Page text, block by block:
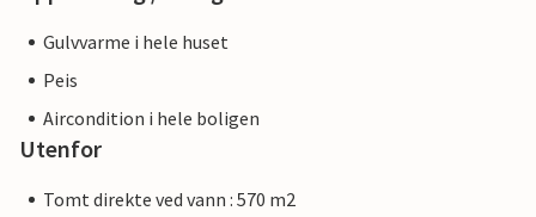
Gulvvarme i hele huset
Peis
Aircondition i hele boligen
Utenfor
Tomt direkte ved vann : 570 m2